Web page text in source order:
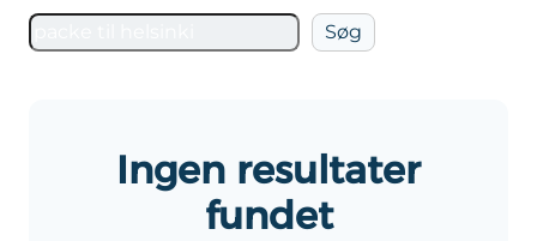
Søg
Søg
Ingen resultater
fundet